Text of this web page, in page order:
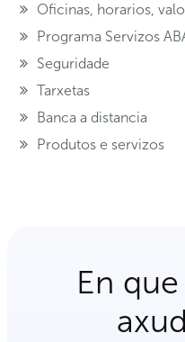
Oficinas, horarios,
Programa Servizos
Seguridade
Tarxetas
Banca a distancia
Produtos e servizos
En